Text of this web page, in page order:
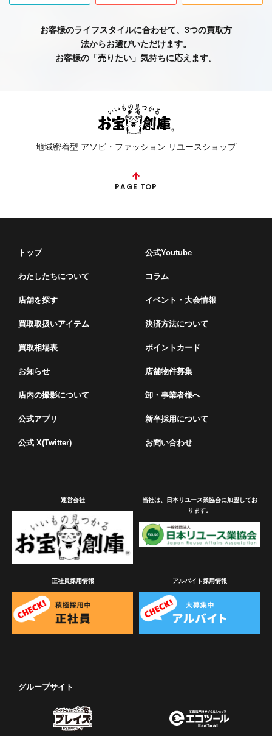
お客様のライフスタイルに合わせて、3つの買取方
法からお選びいただけます。
お客様の「売りたい」気持ちに応えます。
地域密着型 アソビ・ファッション リユースショップ
PAGE TOP
トップ
わたしたちについて
店舗を探す
買取取扱いアイテム
買取相場表
お知らせ
店内の撮影について
公式アプリ
公式 X(Twitter)
公式Youtube
コラム
イベント・⼤会情報
決済方法について
ポイントカード
店舗物件募集
卸・事業者様へ
新卒採用について
お問い合わせ
運営会社
当社は、日本リユース業協会に加盟してお
ります。
正社員採用情報 アルバイト採用情報
グループサイト